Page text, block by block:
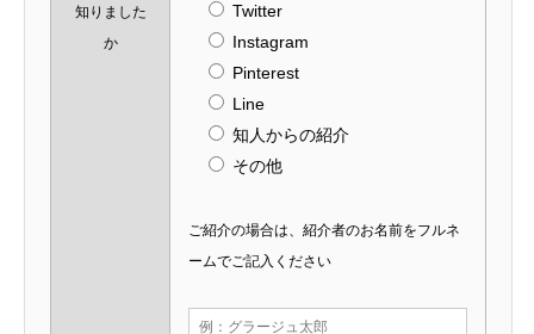
知りました
か
Twitter
Instagram
Pinterest
Line
知人からの紹介
その他
ご紹介の場合は、紹介者のお名前をフルネ
ームでご記入ください